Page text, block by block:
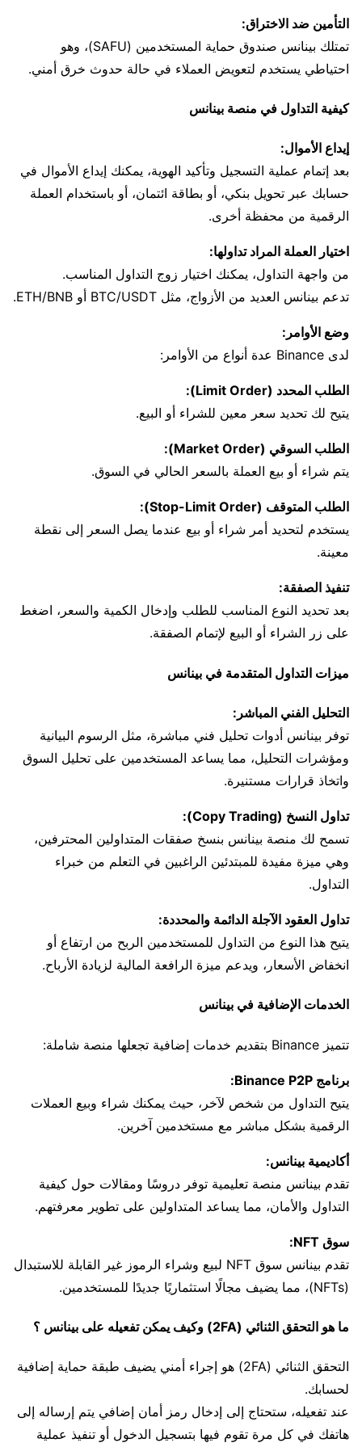
التأمين ضد الاختراق:
تمتلك بينانس صندوق حماية المستخدمين (SAFU)، وهو
احتياطي يستخدم لتعويض العملاء في حالة حدوث خرق أمني.
كيفية التداول في منصة بينانس
إيداع الأموال:
بعد إتمام عملية التسجيل وتأكيد الهوية، يمكنك إيداع الأموال في
حسابك عبر تحويل بنكي، أو بطاقة ائتمان، أو باستخدام العملة
الرقمية من محفظة أخرى.
اختيار العملة المراد تداولها:
من واجهة التداول، يمكنك اختيار زوج التداول المناسب.
تدعم بينانس العديد من الأزواج، مثل BTC/USDT أو ETH/BNB.
وضع الأوامر:
لدى Binance عدة أنواع من الأوامر:
الطلب المحدد (Limit Order):
يتيح لك تحديد سعر معين للشراء أو البيع.
الطلب السوقي (Market Order):
يتم شراء أو بيع العملة بالسعر الحالي في السوق.
الطلب المتوقف (Stop-Limit Order):
يستخدم لتحديد أمر شراء أو بيع عندما يصل السعر إلى نقطة
معينة.
تنفيذ الصفقة:
بعد تحديد النوع المناسب للطلب وإدخال الكمية والسعر، اضغط
على زر الشراء أو البيع لإتمام الصفقة.
ميزات التداول المتقدمة في بينانس
التحليل الفني المباشر:
توفر بينانس أدوات تحليل فني مباشرة، مثل الرسوم البيانية
ومؤشرات التحليل، مما يساعد المستخدمين على تحليل السوق
واتخاذ قرارات مستنيرة.
تداول النسخ (Copy Trading):
تسمح لك منصة بينانس بنسخ صفقات المتداولين المحترفين،
وهي ميزة مفيدة للمبتدئين الراغبين في التعلم من خبراء
التداول.
تداول العقود الآجلة الدائمة والمحددة:
يتيح هذا النوع من التداول للمستخدمين الربح من ارتفاع أو
انخفاض الأسعار، ويدعم ميزة الرافعة المالية لزيادة الأرباح.
الخدمات الإضافية في بينانس
تتميز Binance بتقديم خدمات إضافية تجعلها منصة شاملة:
برنامج Binance P2P:
يتيح التداول من شخص لآخر، حيث يمكنك شراء وبيع العملات
الرقمية بشكل مباشر مع مستخدمين آخرين.
أكاديمية بينانس:
تقدم بينانس منصة تعليمية توفر دروسًا ومقالات حول كيفية
التداول والأمان، مما يساعد المتداولين على تطوير معرفتهم.
سوق NFT:
تقدم بينانس سوق NFT لبيع وشراء الرموز غير القابلة للاستبدال
(NFTs)، مما يضيف مجالًا استثماريًا جديدًا للمستخدمين.
ما هو التحقق الثنائي (2FA) وكيف يمكن تفعيله على بينانس ؟
التحقق الثنائي (2FA) هو إجراء أمني يضيف طبقة حماية إضافية
لحسابك.
عند تفعيله، ستحتاج إلى إدخال رمز أمان إضافي يتم إرساله إلى
هاتفك في كل مرة تقوم فيها بتسجيل الدخول أو تنفيذ عملية